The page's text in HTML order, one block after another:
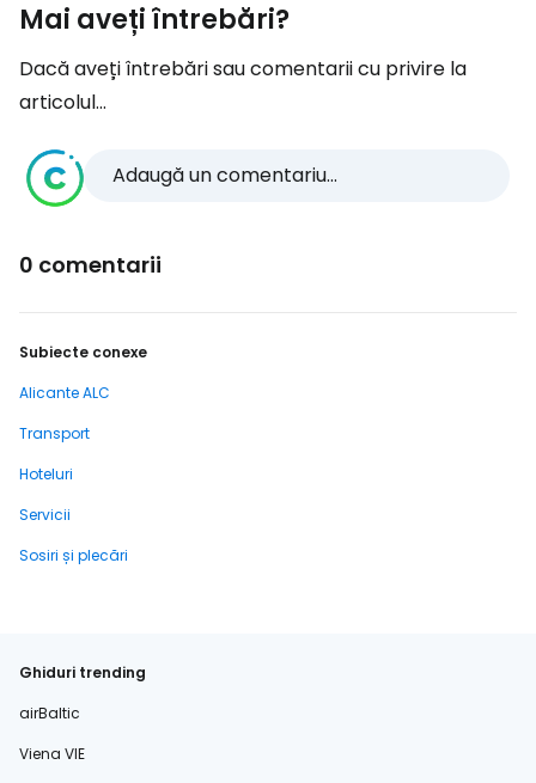
Mai aveți întrebări?
Dacă aveți întrebări sau comentarii cu privire la
articolul...
Adaugă un comentariu...
0 comentarii
Subiecte conexe
Alicante ALC
Transport
Hoteluri
Servicii
Sosiri și plecări
Ghiduri trending
airBaltic
Viena VIE